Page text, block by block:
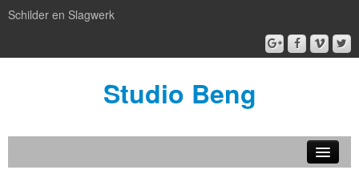
Schilder en Slagwerk
Studio Beng